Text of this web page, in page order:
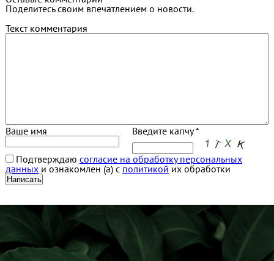
Поделитесь своим впечатлением о новости.
Текст комментария
Ваше имя Введите капчу *
Подтверждаю согласие на обработку персональных
данныхи ознакомлен (а) с политикой их обработки